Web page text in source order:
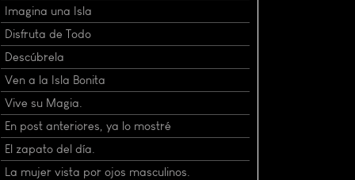
Imagina una Isla
Disfruta de Todo
Descúbrela
Ven a la Isla Bonita
Vive su Magia.
En post anteriores, ya lo mostré
El zapato del día.
La mujer vista por ojos masculinos.